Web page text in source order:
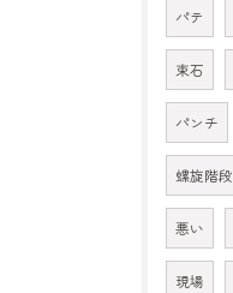
パテ
束石
パンチ
螺旋階段
悪い
現場